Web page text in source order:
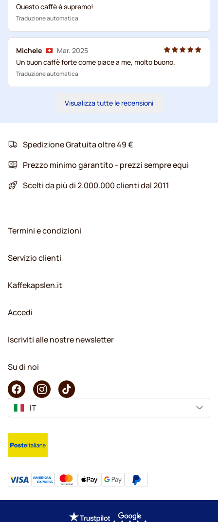
Questo caffè è supremo!
Traduzione automatica
Michele
Mar. 2025
Un buon caffè forte come piace a me, molto buono.
Traduzione automatica
Visualizza tutte le recensioni
Spedizione Gratuita oltre 49 €
Prezzo minimo garantito - prezzi sempre equi
Scelti da più di 2.000.000 clienti dal 2011
Termini e condizioni
Servizio clienti
Kaffekapslen.it
Accedi
Iscriviti alle nostre newsletter
Su di noi
IT